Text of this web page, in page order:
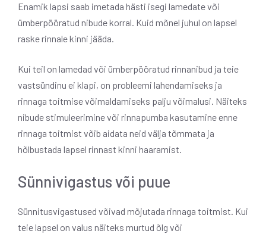
Enamik lapsi saab imetada hästi isegi lamedate või
ümberpööratud nibude korral. Kuid mõnel juhul on lapsel
raske rinnale kinni jääda.
Kui teil on lamedad või ümberpööratud rinnanibud ja teie
vastsündinu ei klapi, on probleemi lahendamiseks ja
rinnaga toitmise võimaldamiseks palju võimalusi. Näiteks
nibude stimuleerimine või rinnapumba kasutamine enne
rinnaga toitmist võib aidata neid välja tõmmata ja
hõlbustada lapsel rinnast kinni haaramist.
Sünnivigastus või puue
Sünnitusvigastused võivad mõjutada rinnaga toitmist. Kui
teie lapsel on valus näiteks murtud õlg või